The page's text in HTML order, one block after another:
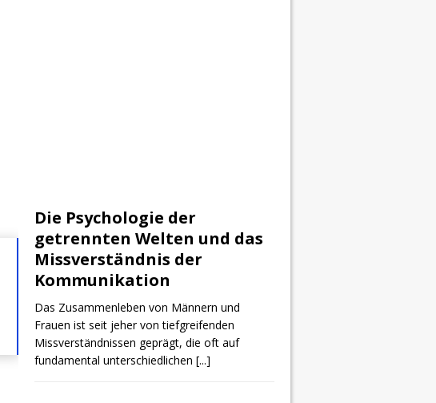
Die Psychologie der
getrennten Welten und das
Missverständnis der
Kommunikation
Das Zusammenleben von Männern und
Frauen ist seit jeher von tiefgreifenden
Missverständnissen geprägt, die oft auf
fundamental unterschiedlichen [...]